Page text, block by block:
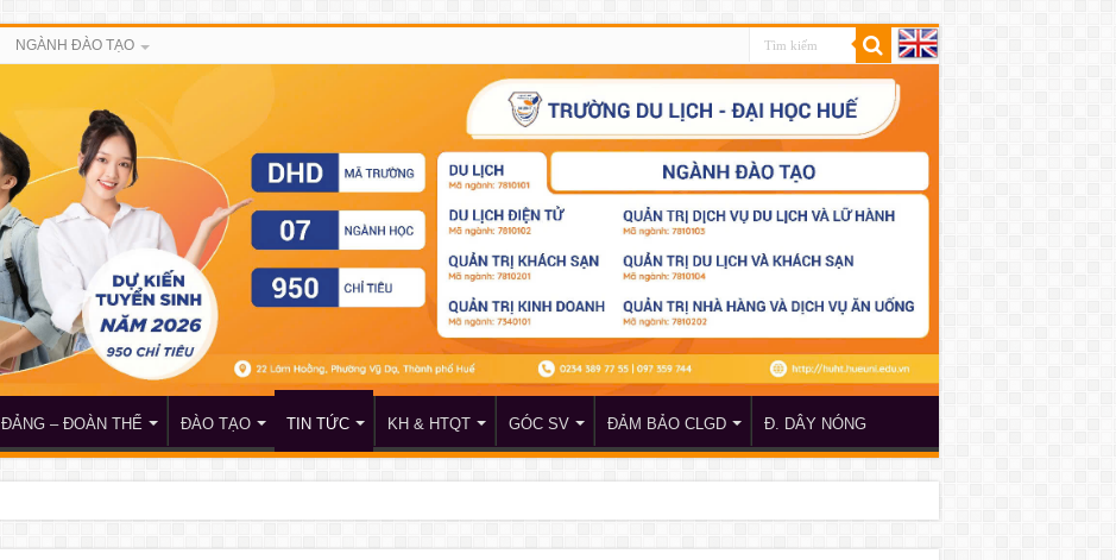
NGÀNH ĐÀO TẠO
ĐẢNG – ĐOÀN THỂ ĐÀO TẠO TIN TỨC KH & HTQT GÓC SV ĐẢM BẢO CLGD Đ. DÂY NÓNG